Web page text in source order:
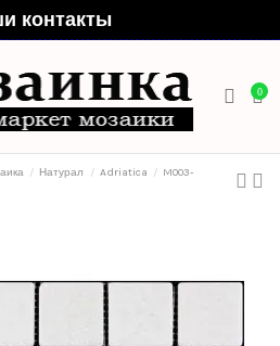
контакты
0
Натурал Adriatica
M003-